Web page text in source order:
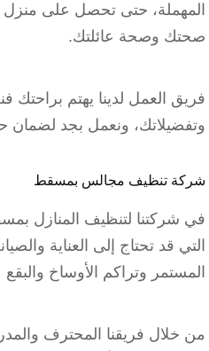
المهملة، حتى تحصل على
صحتك وصحة عائلتك.
فريق العمل لدينا يهتم
وتفضيلاتك، ونعمل بجد لضمان
شركة تنظيف مجالس بمسقط
في شركتنا لتنظيف المنازل
التي قد تحتاج إلى العناية
المستمر وتراكم الأوساخ والبقع
من خلال فريقنا المحترف